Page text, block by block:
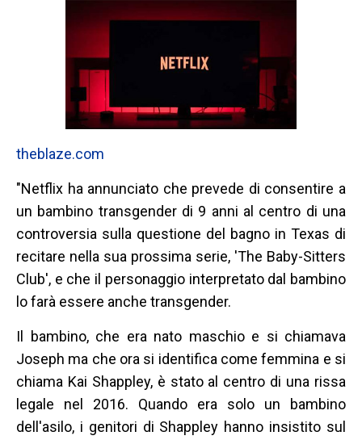
theblaze.com
"Netflix ha annunciato che prevede di consentire a
un bambino transgender di 9 anni al centro di una
controversia sulla questione del bagno in Texas di
recitare nella sua prossima serie, 'The Baby-Sitters
Club', e che il personaggio interpretato dal bambino
lo farà essere anche transgender.
Il bambino, che era nato maschio e si chiamava
Joseph ma che ora si identifica come femmina e si
chiama Kai Shappley, è stato al centro di una rissa
legale nel 2016. Quando era solo un bambino
dell'asilo, i genitori di Shappley hanno insistito sul